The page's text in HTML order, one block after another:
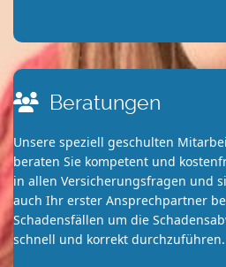
Beratungen
Unsere speziell geschulten
beraten Sie kompetent und
in allen Versicherungsfragen und
auch Ihr erster Ansprechpartner
Schadensfällen um die
schnell und korrekt durchzuführen.